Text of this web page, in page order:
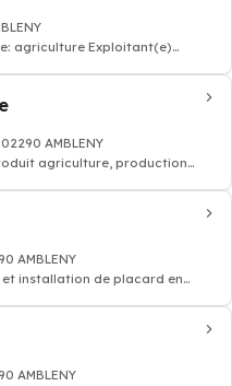
agriculture Exploitant(e)
AMBLENY
agriculture, production
AMBLENY
installation de placard en
AMBLENY